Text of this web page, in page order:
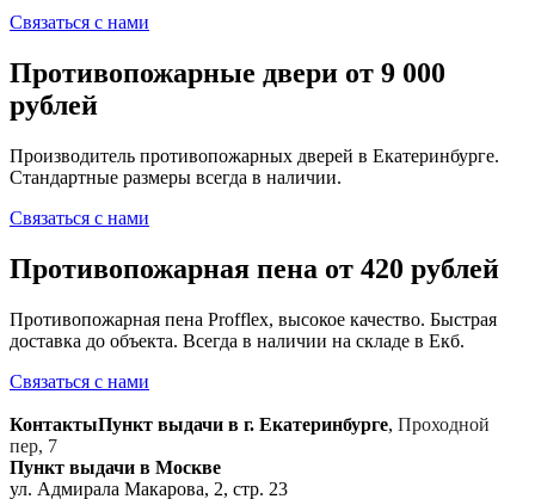
Связаться с нами
Противопожарные двери от 9 000
рублей
Производитель противопожарных дверей в Екатеринбурге.
Стандартные размеры всегда в наличии.
Связаться с нами
Противопожарная пена от 420 рублей
Противопожарная пена Profflex, высокое качество. Быстрая
доставка до объекта. Всегда в наличии на складе в Екб.
Связаться с нами
КонтактыПункт выдачи в г. Екатеринбурге, Проходной
пер, 7
Пункт выдачи в Москве
ул. Адмирала Макарова, 2, стр. 23